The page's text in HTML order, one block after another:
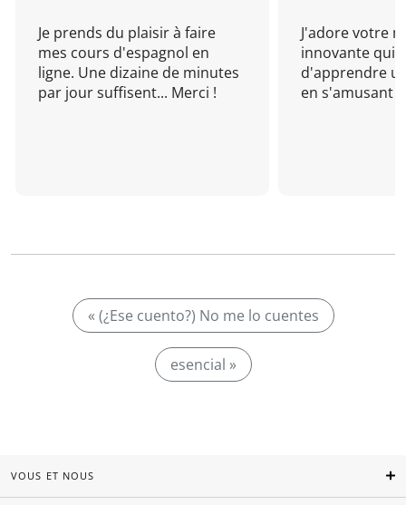
Je prends du plaisir à faire
mes cours d'espagnol en
ligne. Une dizaine de minutes
par jour suffisent... Merci !
J'adore votre
innovante qui
d'apprendre
en s'amusant !
« (¿Ese cuento?) No me lo cuentes
esencial »
VOUS ET NOUS